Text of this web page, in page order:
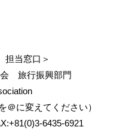
当窓口＞
旅行振興部門
に変えてください）
6435-6921